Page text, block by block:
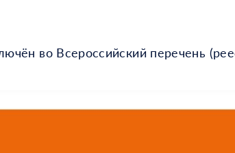
во Всероссийский перечень